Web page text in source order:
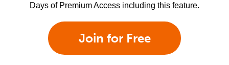
Days of Premium Access including this feature.
Join for Free